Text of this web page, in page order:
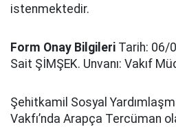
istenmektedir.
Form Onay Bilgileri Tarih: 06/
Sait ŞİMŞEK. Unvanı: Vakıf
Şehitkamil Sosyal
Vakfı’nda Arapça Tercüman